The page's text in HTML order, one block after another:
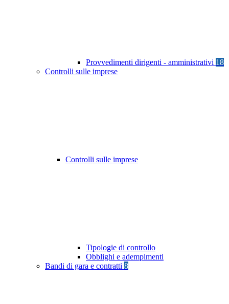
Provvedimenti dirigenti - amministrativi 18
Controlli sulle imprese
Controlli sulle imprese
Tipologie di controllo
Obblighi e adempimenti
Bandi di gara e contratti 8